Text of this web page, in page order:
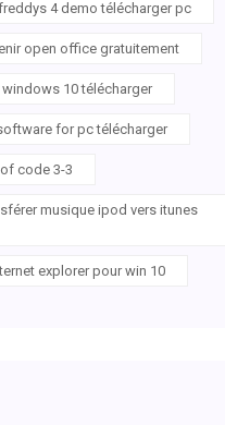
4 demo télécharger pc
open office gratuitement
10 télécharger
for pc télécharger
code 3-3
musique ipod vers itunes
explorer pour win 10